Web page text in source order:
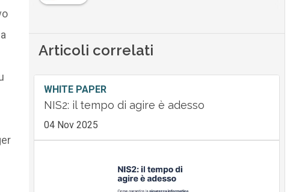
Articoli correlati
WHITE PAPER
NIS2: il tempo di agire è adesso
04 Nov 2025